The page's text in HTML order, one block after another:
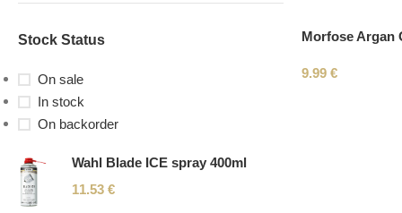
Stock Status
On sale
In stock
On backorder
Wahl Blade ICE spray 400ml
11.53 €
Morfose Argan
9.99 €